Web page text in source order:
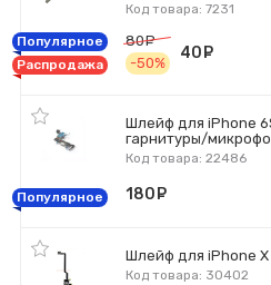
Код товара: 7231
Популярное
Распродажа
80
руб.
-50%
40
Шлейф для iPhone
гарнитуры/
Код товара: 22486
Популярное 180
Шлейф для iPhone
Код товара: 30402